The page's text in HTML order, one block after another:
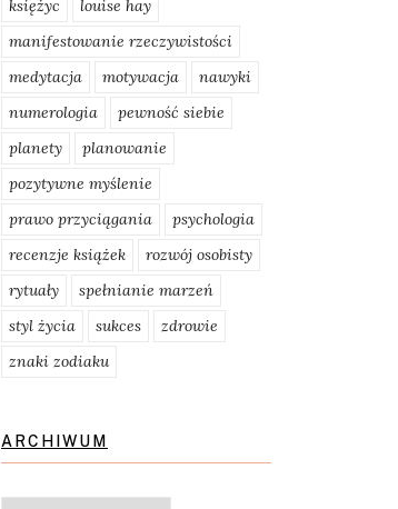
księżyc
louise hay
manifestowanie rzeczywistości
medytacja
motywacja
nawyki
numerologia
pewność siebie
planety
planowanie
pozytywne myślenie
prawo przyciągania
psychologia
recenzje książek
rozwój osobisty
rytuały
spełnianie marzeń
styl życia
sukces
zdrowie
znaki zodiaku
ARCHIWUM